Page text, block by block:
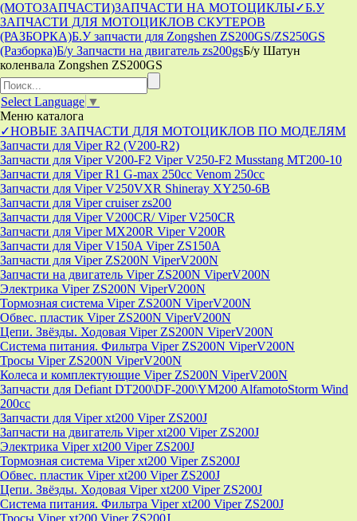
(МОТОЗАПЧАСТИ)ЗАПЧАСТИ НА МОТОЦИКЛЫ✓Б.У
ЗАПЧАСТИ ДЛЯ МОТОЦИКЛОВ СКУТЕРОВ
(РАЗБОРКА)Б.У запчасти для Zongshen ZS200GS/ZS250GS
(Разборка)Б/у Запчасти на двигатель zs200gsБ/у Шатун
коленвала Zongshen ZS200GS
Select Language ▼
Меню каталога
✓НОВЫЕ ЗАПЧАСТИ ДЛЯ МОТОЦИКЛОВ ПО МОДЕЛЯМ
Запчасти для Viper R2 (V200-R2)
Запчасти для Viper V200-F2 Viper V250-F2 Musstang MT200-10
Запчасти для Viper R1 G-max 250cc Venom 250cc
Запчасти для Viper V250VXR Shineray XY250-6B
Запчасти для Viper cruiser zs200
Запчасти для Viper V200CR/ Viper V250CR
Запчасти для Viper MX200R Viper V200R
Запчасти для Viper V150A Viper ZS150A
Запчасти для Viper ZS200N ViperV200N
Запчасти на двигатель Viper ZS200N ViperV200N
Электрика Viper ZS200N ViperV200N
Тормозная система Viper ZS200N ViperV200N
Обвес. пластик Viper ZS200N ViperV200N
Цепи. Звёзды. Ходовая Viper ZS200N ViperV200N
Система питания. Фильтра Viper ZS200N ViperV200N
Тросы Viper ZS200N ViperV200N
Колеса и комплектующие Viper ZS200N ViperV200N
Запчасти для Defiant DT200\DF-200\YM200 AlfamotoStorm Wind
200cc
Запчасти для Viper xt200 Viper ZS200J
Запчасти на двигатель Viper xt200 Viper ZS200J
Электрика Viper xt200 Viper ZS200J
Тормозная система Viper xt200 Viper ZS200J
Обвес. пластик Viper xt200 Viper ZS200J
Цепи. Звёзды. Ходовая Viper xt200 Viper ZS200J
Система питания. Фильтра Viper xt200 Viper ZS200J